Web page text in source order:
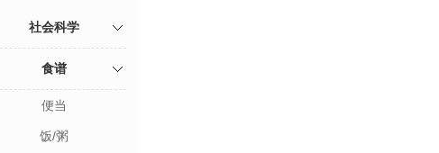
社会科学
食谱
便当
饭/粥